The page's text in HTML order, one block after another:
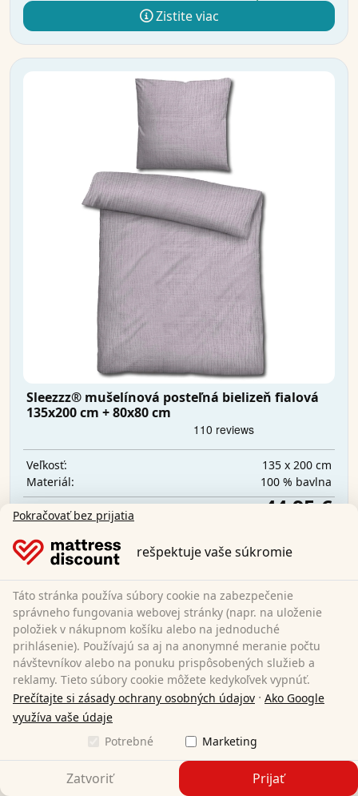
Zistite viac
Sleezzz® mušelínová posteľná bielizeň fialová
135x200 cm + 80x80 cm
Veľkosť:
135 x 200 cm
Materiál:
100 % bavlna
44,95 €
Doprava zadarmo
K dispozícii ihneď
Zistite viac
Pokračovať bez prijatia
rešpektuje vaše súkromie
Táto stránka používa súbory cookie na zabezpečenie
správneho fungovania webovej stránky (napr. na uloženie
položiek v nákupnom košíku alebo na jednoduché
prihlásenie). Používajú sa aj na anonymné meranie počtu
návštevníkov alebo na ponuku prispôsobených služieb a
reklamy. Tieto súbory cookie môžete kedykoľvek vypnúť.
Prečítajte si zásady ochrany osobných údajov · Ako Google
využíva vaše údaje
Potrebné
Marketing
Zatvoriť Prijať